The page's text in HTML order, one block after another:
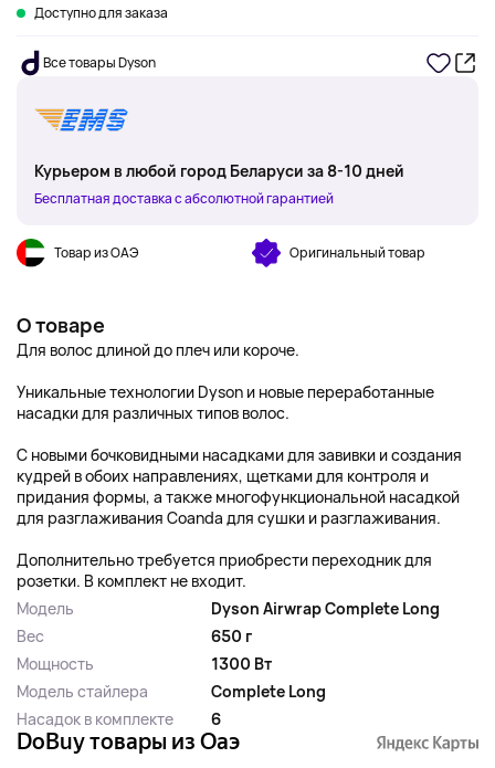
Доступно для заказа
Все товары Dyson
Курьером в любой город Беларуси за 8-10 дней
Бесплатная доставка с абсолютной гарантией
Товар из ОАЭ Оригинальный товар
О товаре
Для волос длиной до плеч или короче.
Уникальные технологии Dyson и новые переработанные
насадки для различных типов волос.
С новыми бочковидными насадками для завивки и создания
кудрей в обоих направлениях, щетками для контроля и
придания формы, а также многофункциональной насадкой
для разглаживания Coanda для сушки и разглаживания.
Дополнительно требуется приобрести переходник для
розетки. В комплект не входит.
Модель
Dyson Airwrap Complete Long
Вес
650 г
Мощность
1300 Вт
Модель стайлера
Complete Long
Насадок в комплекте
6